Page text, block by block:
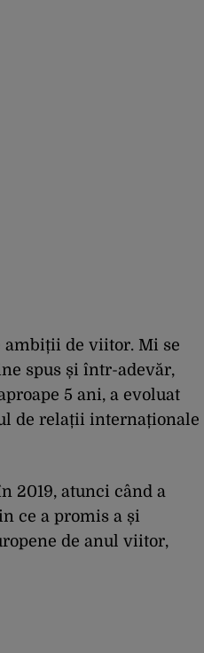
ambiții de viitor. Mi se
spus și într-adevăr,
5 ani, a evoluat
de relații internaționale
2019, atunci când a
ce a promis a și
de anul viitor,